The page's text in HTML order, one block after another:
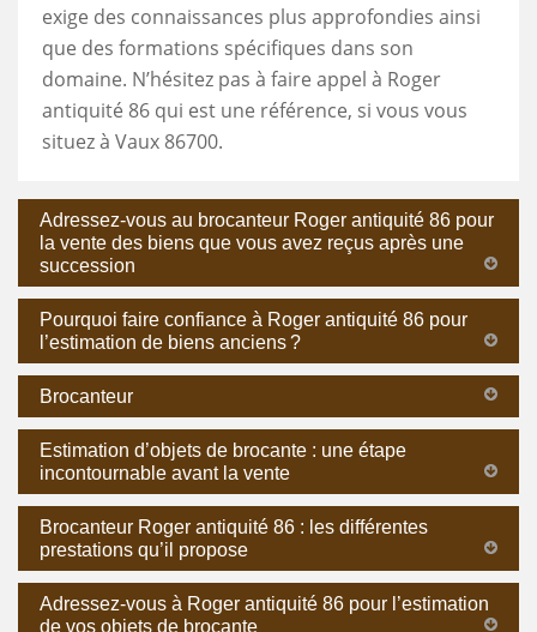
exige des connaissances plus approfondies ainsi
que des formations spécifiques dans son
domaine. N’hésitez pas à faire appel à Roger
antiquité 86 qui est une référence, si vous vous
situez à Vaux 86700.
Adressez-vous au brocanteur Roger antiquité 86 pour
la vente des biens que vous avez reçus après une
succession
Pourquoi faire confiance à Roger antiquité 86 pour
l’estimation de biens anciens ?
Brocanteur
Estimation d’objets de brocante : une étape
incontournable avant la vente
Brocanteur Roger antiquité 86 : les différentes
prestations qu’il propose
Adressez-vous à Roger antiquité 86 pour l’estimation
de vos objets de brocante